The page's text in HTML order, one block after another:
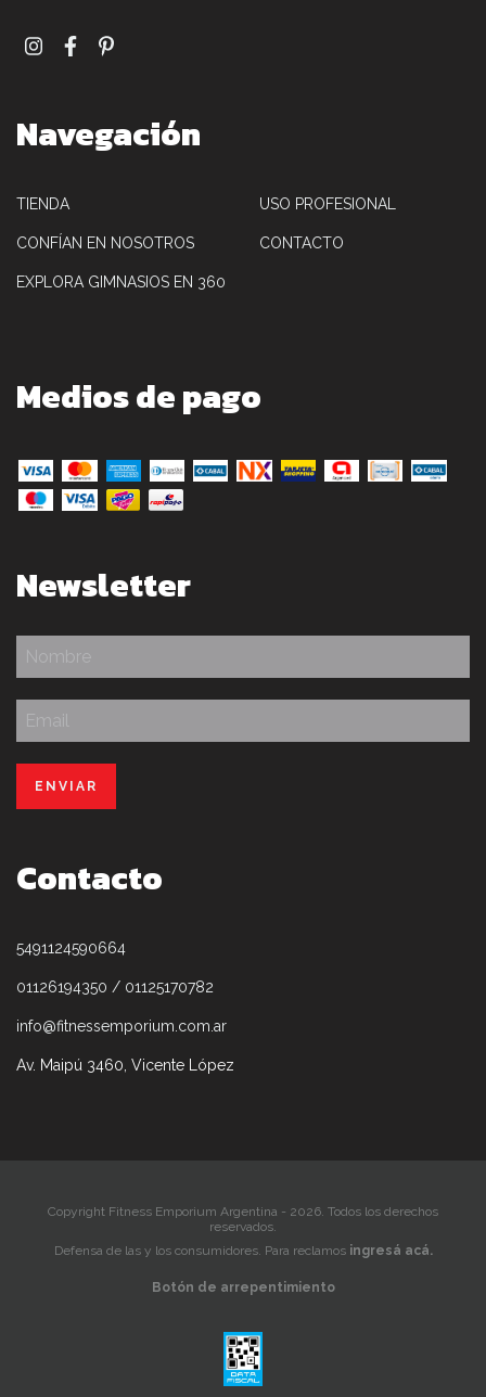
Navegación
TIENDA USO PROFESIONAL
CONFÍAN EN NOSOTROS CONTACTO
EXPLORA GIMNASIOS EN 360
Medios de pago
Newsletter
Contacto
5491124590664
01126194350 / 01125170782
info@fitnessemporium.com.ar
Av. Maipú 3460, Vicente López
Copyright Fitness Emporium Argentina - 2026. Todos los derechos
reservados.
Defensa de las y los consumidores. Para reclamos ingresá acá.
Botón de arrepentimiento